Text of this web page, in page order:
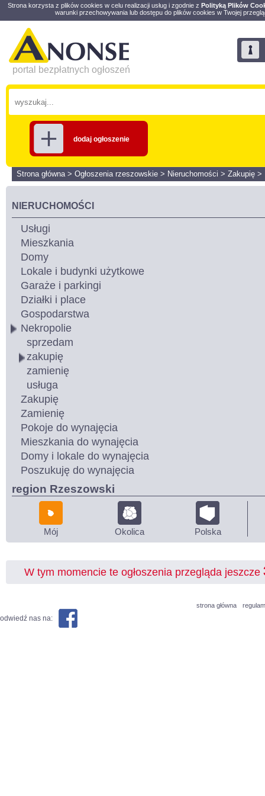
Strona korzysta z plików cookies w celu realizacji usług i zgodnie z Polityką Plików
warunki przechowywania lub dostępu do plików cookies w Twojej
portal bezpłatnych ogłoszeń
dodaj ogłoszenie
Strona główna> Ogłoszenia rzeszowskie > Nieruchomości > Zakupię >
NIERUCHOMOŚCI
Usługi
Mieszkania
Domy
Lokale i budynki użytkowe
Garaże i parkingi
Działki i place
Gospodarstwa
Nekropolie
sprzedam
zakupię
zamienię
usługa
Zakupię
Zamienię
Pokoje do wynajęcia
Mieszkania do wynajęcia
Domy i lokale do wynajęcia
Poszukuję do wynajęcia
region Rzeszowski
Mój Okolica Polska
W tym momencie te ogłoszenia przegląda jeszcze
strona główna
odwiedź nas na: